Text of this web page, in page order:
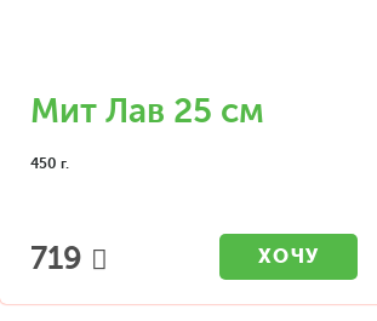
Мит Лав 25 см
450 г.
719 ХОЧУ